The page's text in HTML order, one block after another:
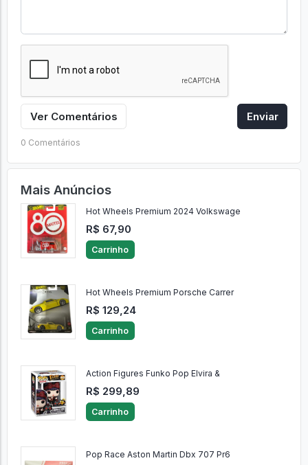
Ver Comentários Enviar
0 Comentários
Mais Anúncios
Hot Wheels Premium 2024 Volkswage
R$ 67,90
Carrinho
Hot Wheels Premium Porsche Carrer
R$ 129,24
Carrinho
Action Figures Funko Pop Elvira &
R$ 299,89
Carrinho
Pop Race Aston Martin Dbx 707 Pr6